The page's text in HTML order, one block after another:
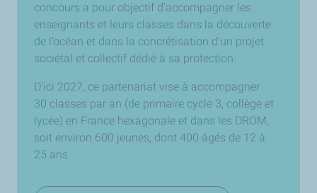
concours a pour objectif d’accompagner les
enseignants et leurs classes dans la découverte
de l’océan et dans la concrétisation d’un projet
sociétal et collectif dédié à sa protection.
D’ici 2027, ce partenariat vise à accompagner
30 classes par an (de primaire cycle 3, collège et
lycée) en France hexagonale et dans les DROM,
soit environ 600 jeunes, dont 400 âgés de 12 à
25 ans.